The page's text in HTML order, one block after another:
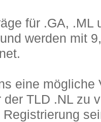
für .GA, .ML
werden mit
eine mögliche
der TLD .NL zu